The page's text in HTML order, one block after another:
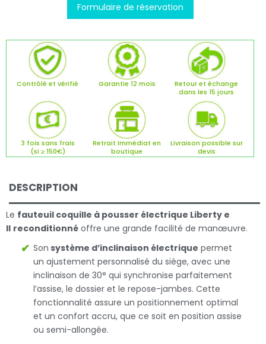
Formulaire de réservation
Contrôlé et vérifié Garantie 12 mois
Retour et échange
dans les 15 jours
3 fois sans frais
(si ≥ 150€)
Retrait Immédiat en
boutique
Livraison possible sur
devis
DESCRIPTION
Le fauteuil coquille à pousser électrique Liberty e
II reconditionné offre une grande facilité de manœuvre.
Son système d’inclinaison électrique permet
un ajustement personnalisé du siège, avec une
inclinaison de 30° qui synchronise parfaitement
l’assise, le dossier et le repose-jambes. Cette
fonctionnalité assure un positionnement optimal
et un confort accru, que ce soit en position assise
ou semi-allongée.